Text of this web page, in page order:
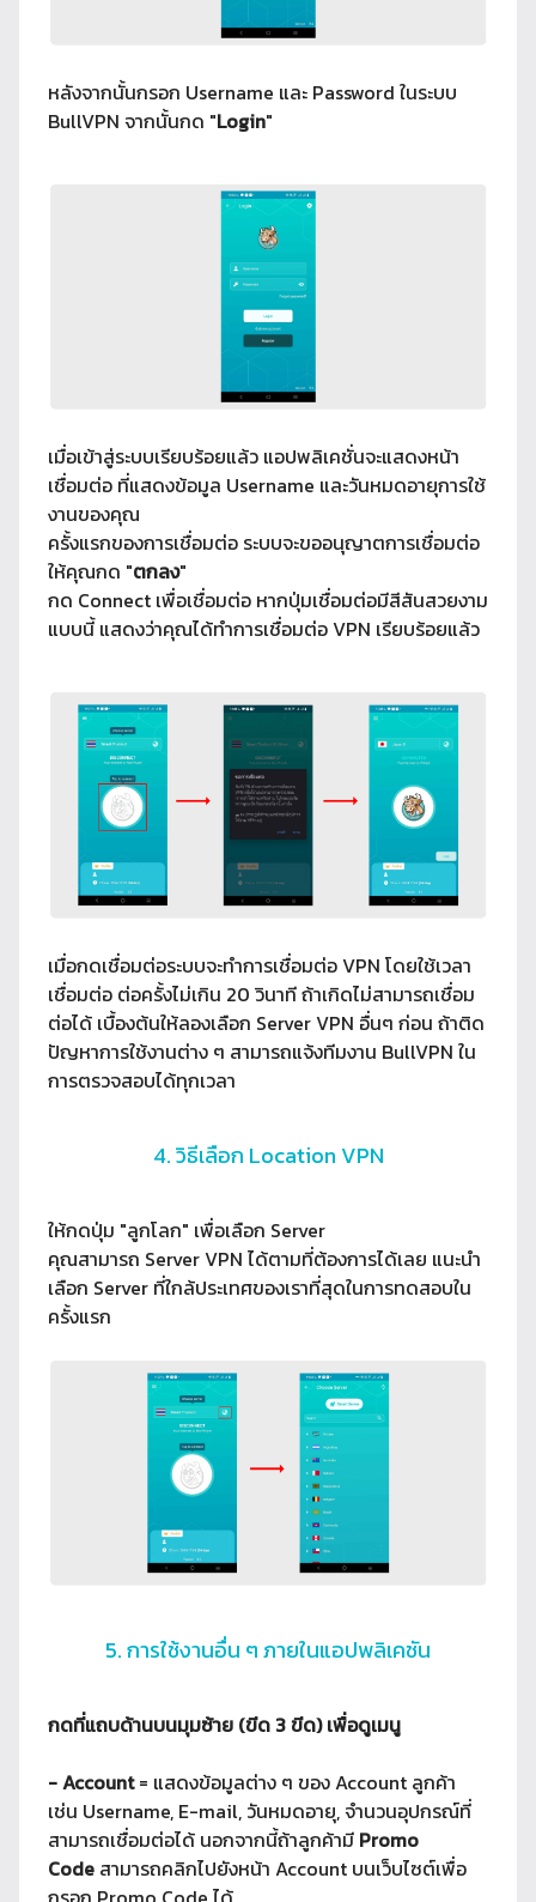
หลังจากนั้นกรอก Username และ Password ในระบบ
BullVPN จากนั้นกด "Login"
เมื่อเข้าสู่ระบบเรียบร้อยแล้ว แอปพลิเคชั่นจะแสดงหน้า
เชื่อมต่อ ที่แสดงข้อมูล Username และวันหมดอายุการใช้
งานของคุณ
ครั้งแรกของการเชื่อมต่อ ระบบจะขออนุญาตการเชื่อมต่อ
ให้คุณกด "ตกลง"
กด Connect เพื่อเชื่อมต่อ หากปุ่มเชื่อมต่อมีสีสันสวยงาม
แบบนี้ แสดงว่าคุณได้ทำการเชื่อมต่อ VPN เรียบร้อยแล้ว
เมื่อกดเชื่อมต่อระบบจะทำการเชื่อมต่อ VPN โดยใช้เวลา
เชื่อมต่อ ต่อครั้งไม่เกิน 20 วินาที ถ้าเกิดไม่สามารถเชื่อม
ต่อได้ เบื้องต้นให้ลองเลือก Server VPN อื่นๆ ก่อน ถ้าติด
ปัญหาการใช้งานต่าง ๆ สามารถแจ้งทีมงาน BullVPN ใน
การตรวจสอบได้ทุกเวลา
4. วิธีเลือก Location VPN
ให้กดปุ่ม "ลูกโลก" เพื่อเลือก Server
คุณสามารถ Server VPN ได้ตามที่ต้องการได้เลย แนะนำ
เลือก Server ที่ใกล้ประเทศของเราที่สุดในการทดสอบใน
ครั้งแรก
5. การใช้งานอื่น ๆ ภายในแอปพลิเคชัน
กดที่แถบด้านบนมุมซ้าย (ขีด 3 ขีด) เพื่อดูเมนู
- Account= แสดงข้อมูลต่าง ๆ ของ Account ลูกค้า
เช่น Username, E-mail, วันหมดอายุ, จำนวนอุปกรณ์ที่
สามารถเชื่อมต่อได้ นอกจากนี้ถ้าลูกค้ามี Promo
Code สามารถคลิกไปยังหน้า Account บนเว็บไซต์เพื่อ